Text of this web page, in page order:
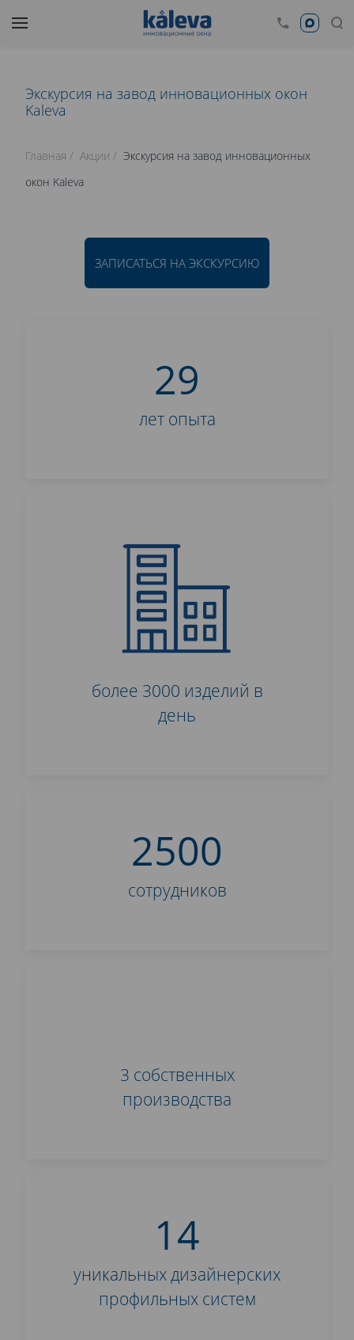
Экскурсия на завод инновационных окон
Kaleva
Главная Акции
Экскурсия на завод инновационных
окон Kaleva
ЗАПИСАТЬСЯ НА ЭКСКУРСИЮ
29
лет опыта
более 3000 изделий в
день
2500
сотрудников
3 собственных
производства
14
уникальных дизайнерских
профильных систем